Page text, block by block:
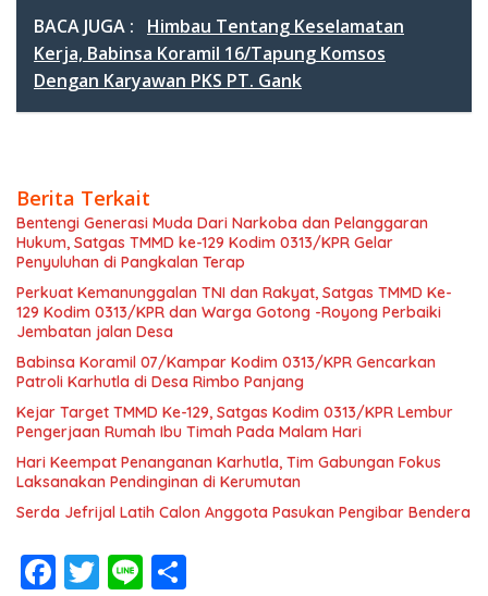
BACA JUGA :
Himbau Tentang Keselamatan
Kerja, Babinsa Koramil 16/Tapung Komsos
Dengan Karyawan PKS PT. Gank
Berita Terkait
Bentengi Generasi Muda Dari Narkoba dan Pelanggaran
Hukum, Satgas TMMD ke-129 Kodim 0313/KPR Gelar
Penyuluhan di Pangkalan Terap
Perkuat Kemanunggalan TNI dan Rakyat, Satgas TMMD Ke-
129 Kodim 0313/KPR dan Warga Gotong -Royong Perbaiki
Jembatan jalan Desa
Babinsa Koramil 07/Kampar Kodim 0313/KPR Gencarkan
Patroli Karhutla di Desa Rimbo Panjang
Kejar Target TMMD Ke-129, Satgas Kodim 0313/KPR Lembur
Pengerjaan Rumah Ibu Timah Pada Malam Hari
Hari Keempat Penanganan Karhutla, Tim Gabungan Fokus
Laksanakan Pendinginan di Kerumutan
Serda Jefrijal Latih Calon Anggota Pasukan Pengibar Bendera
F T Li